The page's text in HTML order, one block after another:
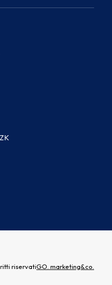
riservatiGO. marketing&co.